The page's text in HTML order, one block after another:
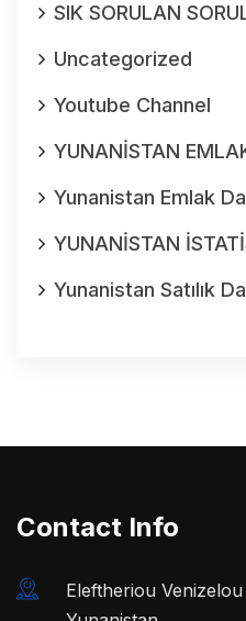
SIK SORULAN
Uncategorized
Youtube Channel
YUNANİSTAN
Yunanistan Emlak
YUNANİSTAN
Yunanistan Satılık
Contact Info
Eleftheriou